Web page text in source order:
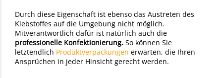
Durch diese Eigenschaft ist ebenso das Austreten des
Klebstoffes auf die Umgebung nicht möglich.
Mitverantwortlich dafür ist natürlich auch die
professionelle Konfektionierung. So können Sie
letztendlich Produktverpackungen erwarten, die Ihren
Ansprüchen in jeder Hinsicht gerecht werden.